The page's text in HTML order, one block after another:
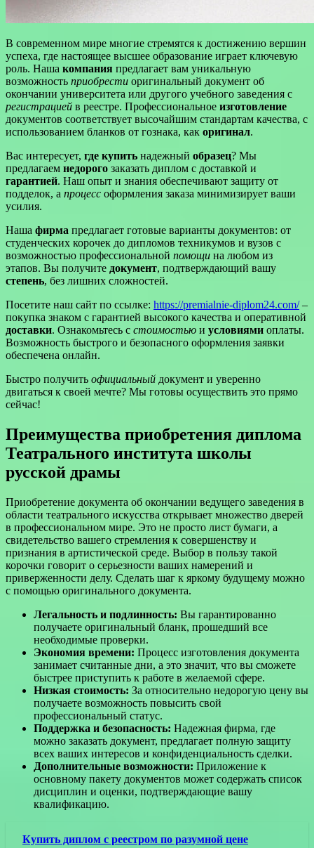
В современном мире многие стремятся к достижению вершин
успеха, где настоящее высшее образование играет ключевую
роль. Наша компания предлагает вам уникальную
возможность приобрести оригинальный документ об
окончании университета или другого учебного заведения с
регистрацией в реестре. Профессиональное изготовление
документов соответствует высочайшим стандартам качества, с
использованием бланков от гознака, как оригинал.
Вас интересует, где купить надежный образец? Мы
предлагаем недорого заказать диплом с доставкой и
гарантией. Наш опыт и знания обеспечивают защиту от
подделок, а процесс оформления заказа минимизирует ваши
усилия.
Наша фирма предлагает готовые варианты документов: от
студенческих корочек до дипломов техникумов и вузов с
возможностью профессиональной помощи на любом из
этапов. Вы получите документ, подтверждающий вашу
степень, без лишних сложностей.
Посетите наш сайт по ссылке: https://premialnie-diplom24.com/–
покупка знаком с гарантией высокого качества и оперативной
доставки. Ознакомьтесь с стоимостью и условиями оплаты.
Возможность быстрого и безопасного оформления заявки
обеспечена онлайн.
Быстро получить официальный документ и уверенно
двигаться к своей мечте? Мы готовы осуществить это прямо
сейчас!
Преимущества приобретения диплома
Театрального института школы
русской драмы
Приобретение документа об окончании ведущего заведения в
области театрального искусства открывает множество дверей
в профессиональном мире. Это не просто лист бумаги, а
свидетельство вашего стремления к совершенству и
признания в артистической среде. Выбор в пользу такой
корочки говорит о серьезности ваших намерений и
приверженности делу. Сделать шаг к яркому будущему можно
с помощью оригинального документа.
Легальность и подлинность: Вы гарантированно
получаете оригинальный бланк, прошедший все
необходимые проверки.
Экономия времени: Процесс изготовления документа
занимает считанные дни, а это значит, что вы сможете
быстрее приступить к работе в желаемой сфере.
Низкая стоимость: За относительно недорогую цену вы
получаете возможность повысить свой
профессиональный статус.
Поддержка и безопасность: Надежная фирма, где
можно заказать документ, предлагает полную защиту
всех ваших интересов и конфиденциальность сделки.
Дополнительные возможности: Приложение к
основному пакету документов может содержать список
дисциплин и оценки, подтверждающие вашу
квалификацию.
Купить диплом с реестром по разумной цене